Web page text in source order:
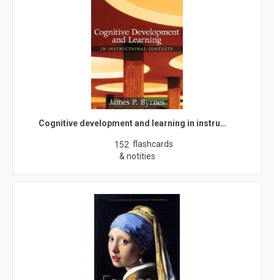
Cognitive development and learning in instru…
152 flashcards
& notities